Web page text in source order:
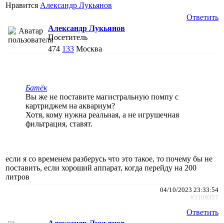
Нравится Александр Лукьянов
Ответить
Александр Лукьянов
Посетитель
474 133 Москва
Батёк
Вы же не поставите магистральную помпу с
картриджем на аквариум?
Хотя, кому нужна реальная, а не игрушечная
фильтрация, ставят.
если я со временем разберусь что это такое, то почему бы не
поставить, если хороший аппарат, когда перейду на 200
литров
04/10/2023 23:33:54
#3109357
Ответить